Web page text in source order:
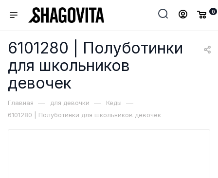
0
6101280 | Полуботинки
для школьников
девочек
Главная — для девочки — Кеды —
6101280 | Полуботинки для школьников девочек